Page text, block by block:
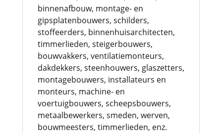
binnenafbouw, montage- en
gipsplatenbouwers, schilders,
stoffeerders, binnenhuisarchitecten,
timmerlieden, steigerbouwers,
bouwvakkers, ventilatiemonteurs,
dakdekkers, steenhouwers, glaszetters,
montagebouwers, installateurs en
monteurs, machine- en
voertuigbouwers, scheepsbouwers,
metaalbewerkers, smeden, werven,
bouwmeesters, timmerlieden, enz.